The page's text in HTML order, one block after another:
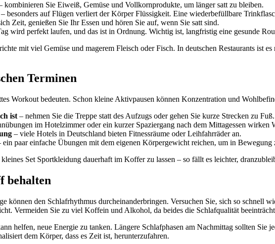
kombinieren Sie Eiweiß, Gemüse und Vollkornprodukte, um länger satt zu bleiben.
– besonders auf Flügen verliert der Körper Flüssigkeit. Eine wiederbefüllbare
Zeit, genießen Sie Ihr Essen und hören Sie auf, wenn Sie satt sind.
wird perfekt laufen, und das ist in Ordnung. Wichtig ist, langfristig eine gesunde
mit viel Gemüse und magerem Fleisch oder Fisch. In deutschen Restaurants ist
Terminen
Workout bedeuten. Schon kleine Aktivpausen können Konzentration und
ist – nehmen Sie die Treppe statt des Aufzugs oder gehen Sie kurze Strecken zu Fuß.
im Hotelzimmer oder ein kurzer Spaziergang nach dem Mittagessen wirken
– viele Hotels in Deutschland bieten Fitnessräume oder Leihfahrräder an.
ein paar einfache Übungen mit dem eigenen Körpergewicht reichen, um in Bewegung
Set Sportkleidung dauerhaft im Koffer zu lassen – so fällt es leichter,
behalten
können den Schlafrhythmus durcheinanderbringen. Versuchen Sie, sich so schnell
Vermeiden Sie zu viel Koffein und Alkohol, da beides die Schlafqualität
helfen, neue Energie zu tanken. Längere Schlafphasen am Nachmittag sollten Sie
dem Körper, dass es Zeit ist, herunterzufahren.